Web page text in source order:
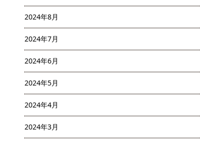
2024年8月
2024年7月
2024年6月
2024年5月
2024年4月
2024年3月